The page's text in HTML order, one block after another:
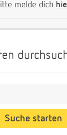
melde dich